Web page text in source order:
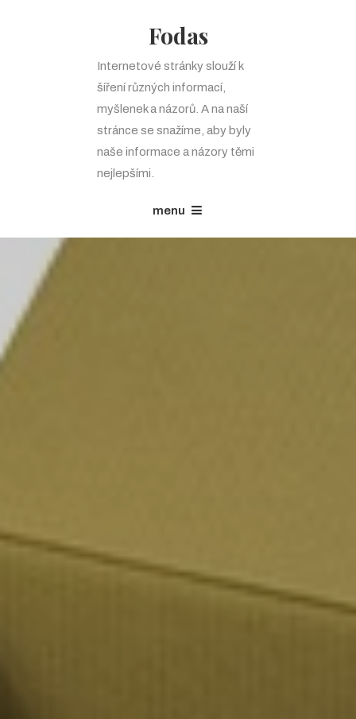
Fodas
Internetové stránky slouží k
šíření různých informací,
myšlenek a názorů. A na naší
stránce se snažíme, aby byly
naše informace a názory těmi
nejlepšími.
menu